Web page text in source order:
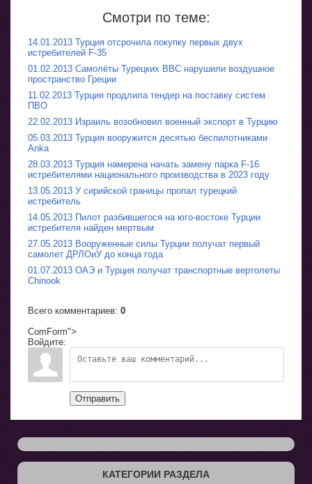
Смотри по теме:
14.01.2013 Турция отсрочила покупку первых двух
истребителей F-35
01.02.2013 Самолёты Турецких ВВС нарушили воздушное
пространство Греции
11.02.2013 Турция продлила тендер на поставку систем
ПВО
22.02.2013 Израиль возобновил военный экспорт в Турцию
05.03.2013 Турция вооружится десятью беспилотниками
Anka
28.03.2013 Турция намерена начать замену парка F-16
истребителями национального производства в 2023 году
13.05.2013 У сирийской границы пропал турецкий
истребитель
14.05.2013 Пилот разбившегося на юго-востоке Турции
истребителя найден мертвым
27.05.2013 Вооруженные силы Турции получат первый
самолет ДРЛОиУ до конца года
01.07.2013 ОАЭ и Турция получат транспортные вертолеты
Chinook
Всего комментариев: 0
ComForm">
Войдите:
Отправить
КАТЕГОРИИ РАЗДЕЛА